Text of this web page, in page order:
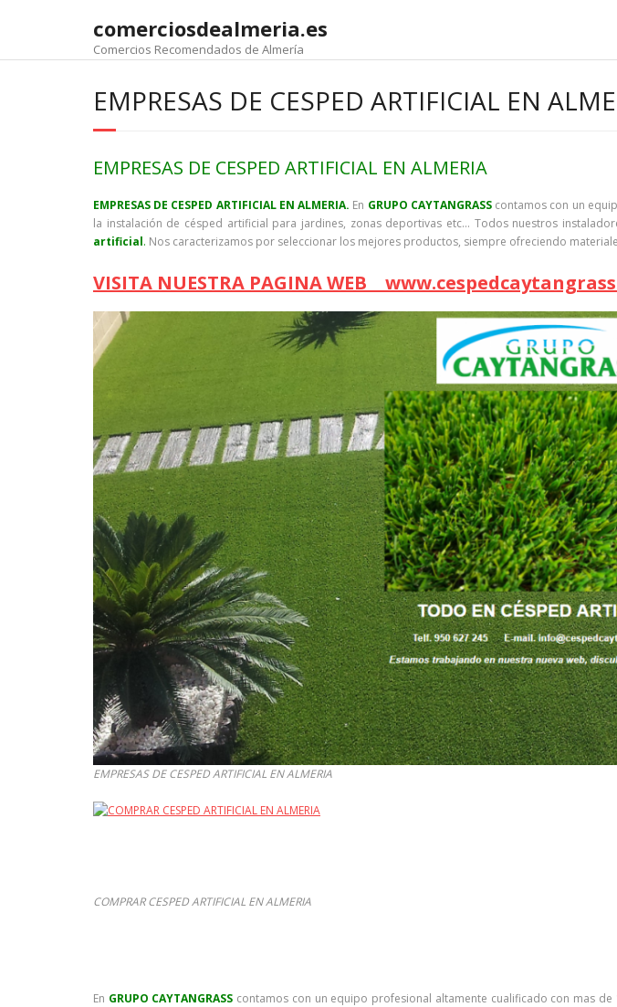
comerciosdealmeria.es
Comercios Recomendados de Almería
EMPRESAS DE CESPED ARTIFICIAL EN
EMPRESAS DE CESPED ARTIFICIAL EN ALMERIA
EMPRESAS DE CESPED ARTIFICIAL EN ALMERIA. En GRUPO CAYTANGRASScontamos con un
la instalación de césped artificial para jardines, zonas deportivas etc… Todos nuestros
artificial. Nos caracterizamos por seleccionar los mejores productos, siempre ofreciendo
VISITA NUESTRA PAGINA WEB
EMPRESAS DE CESPED ARTIFICIAL EN ALMERIA
COMPRAR CESPED ARTIFICIAL EN ALMERIA
En GRUPO CAYTANGRASS contamos con un equipo profesional altamente cualificado con mas